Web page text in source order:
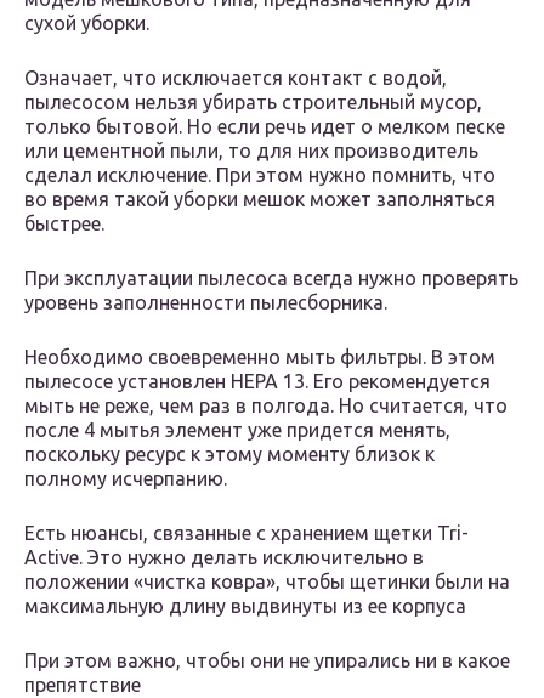
сухой уборки.
Означает, что исключается контакт с водой,
пылесосом нельзя убирать строительный мусор,
только бытовой. Но если речь идет о мелком песке
или цементной пыли, то для них производитель
сделал исключение. При этом нужно помнить, что
во время такой уборки мешок может заполняться
быстрее.
При эксплуатации пылесоса всегда нужно проверять
уровень заполненности пылесборника.
Необходимо своевременно мыть фильтры. В этом
пылесосе установлен НЕРА 13. Его рекомендуется
мыть не реже, чем раз в полгода. Но считается, что
после 4 мытья элемент уже придется менять,
поскольку ресурс к этому моменту близок к
полному исчерпанию.
Есть нюансы, связанные с хранением щетки Tri-
Active. Это нужно делать исключительно в
положении «чистка ковра», чтобы щетинки были на
максимальную длину выдвинуты из ее корпуса
При этом важно, чтобы они не упирались ни в какое
препятствие